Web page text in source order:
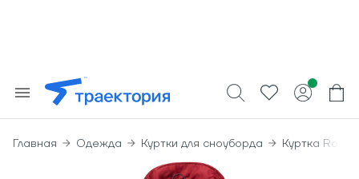
Главная Одежда Куртки для сноуборда Куртка Roxy